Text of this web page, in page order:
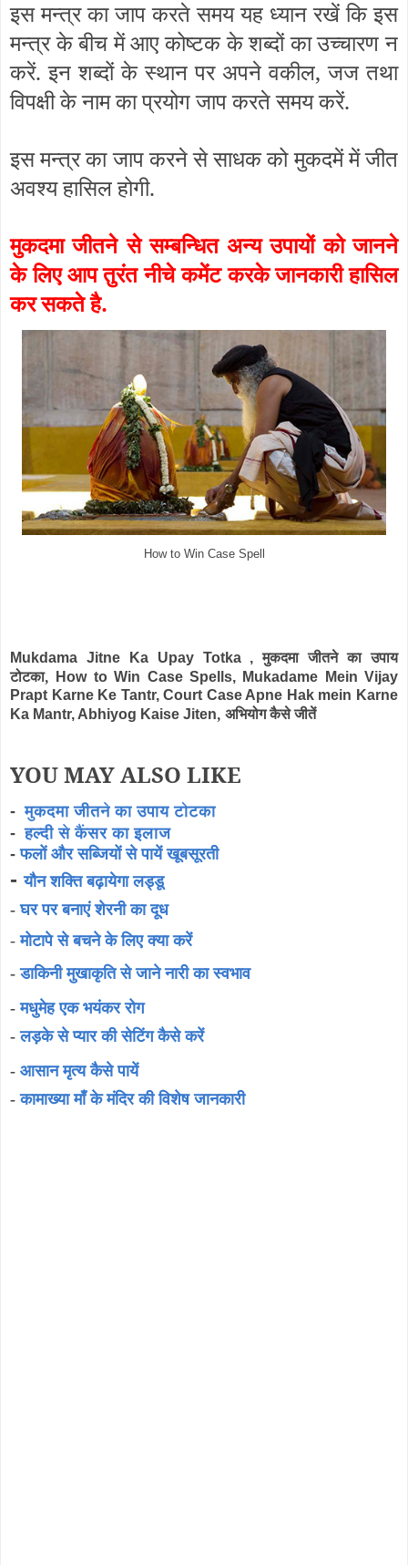
इस मन्त्र का जाप करते समय यह ध्यान रखें कि इस
मन्त्र के बीच में आए कोष्टक के शब्दों का उच्चारण न
करें. इन शब्दों के स्थान पर अपने वकील, जज तथा
विपक्षी के नाम का प्रयोग जाप करते समय करें.
इस मन्त्र का जाप करने से साधक को मुकदमें में जीत
अवश्य हासिल होगी.
मुकदमा जीतने से सम्बन्धित अन्य उपायों को जानने
के लिए आप तुरंत नीचे कमेंट करके जानकारी हासिल
कर सकते है.
How to Win Case Spell
Mukdama Jitne Ka Upay Totka ,मुकदमा जीतने का उपाय
टोटका,
How to Win Case Spells, Mukadame Mein Vijay
Prapt Karne Ke Tantr,Court Case Apne Hak mein Karne
Ka Mantr, Abhiyog Kaise Jiten, अभियोग कैसे जीतें
YOU MAY ALSO LIKE
-मुकदमा जीतने का उपाय टोटका
-हल्दी से कैंसर का इलाज
- फलों और सब्जियों से पायें खूबसूरती
-यौन शक्ति बढ़ायेगा लड्डू
-घर पर बनाएं शेरनी का दूध
-मोटापे से बचने के लिए क्या करें
-डाकिनी मुखाकृति से जाने नारी का स्वभाव
-मधुमेह एक भयंकर रोग
-लड़के से प्यार की सेटिंग कैसे करें
- आसान मृत्य कैसे पायें
-कामाख्या माँ के मंदिर की विशेष जानकारी